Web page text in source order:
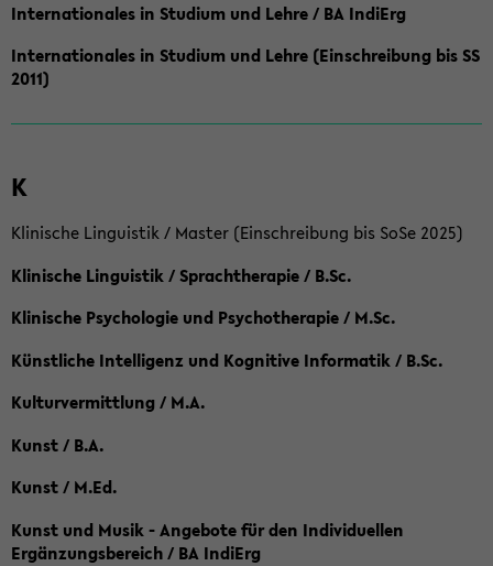
Internationales in Studium und Lehre / BA IndiErg
Internationales in Studium und Lehre (Einschreibung bis SS
2011)
K
Klinische Linguistik / Master (Einschreibung bis SoSe 2025)
Klinische Linguistik / Sprachtherapie / B.Sc.
Klinische Psychologie und Psychotherapie / M.Sc.
Künstliche Intelligenz und Kognitive Informatik / B.Sc.
Kulturvermittlung / M.A.
Kunst / B.A.
Kunst / M.Ed.
Kunst und Musik - Angebote für den Individuellen
Ergänzungsbereich / BA IndiErg